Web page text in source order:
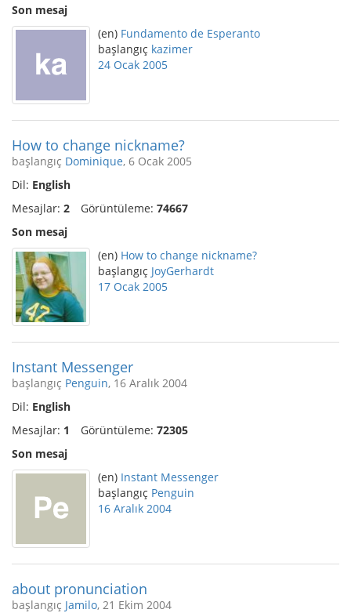
Son mesaj
(en) Fundamento de Esperanto
başlangıç kazimer
24 Ocak 2005
How to change nickname?
başlangıç Dominique, 6 Ocak 2005
Dil: English
Mesajlar: 2 Görüntüleme: 74667
Son mesaj
(en) How to change nickname?
başlangıç JoyGerhardt
17 Ocak 2005
Instant Messenger
başlangıç Penguin, 16 Aralık 2004
Dil: English
Mesajlar: 1 Görüntüleme: 72305
Son mesaj
(en) Instant Messenger
başlangıç Penguin
16 Aralık 2004
about pronunciation
başlangıç Jamilo, 21 Ekim 2004